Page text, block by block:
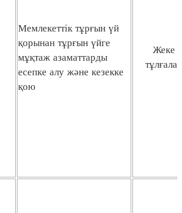
Мемлекеттік тұрғын үй
қорынан тұрғын үйге
мұқтаж азаматтарды
есепке алу және кезекке
қою
Жеке
тұлғалар